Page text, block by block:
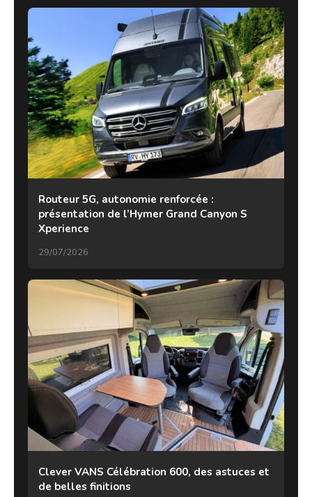
Routeur 5G, autonomie renforcée :
présentation de l’Hymer Grand Canyon S
Xperience
29/07/2026
Clever VANS Célébration 600, des astuces et
de belles finitions